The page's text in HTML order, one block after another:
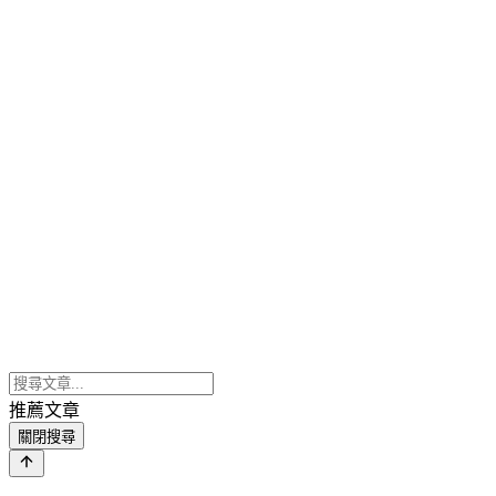
推薦文章
關閉搜尋